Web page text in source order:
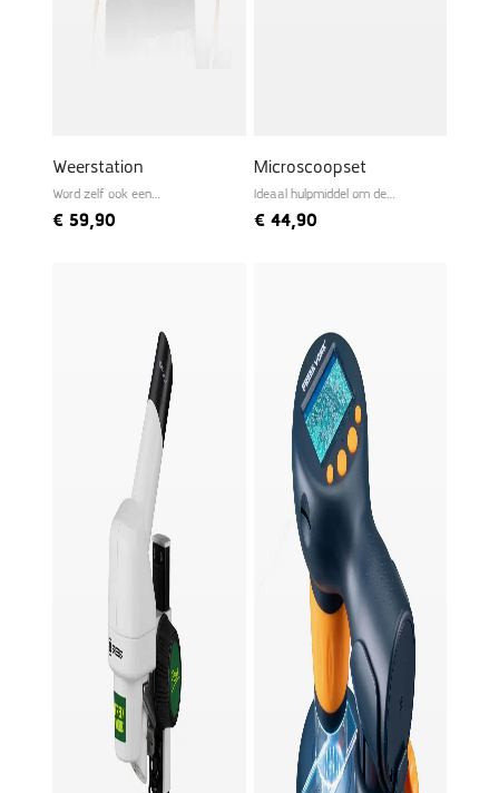
Weerstation
Word zelf ook een
€ 59,90
Microscoopset
Ideaal hulpmiddel om de
€44,90